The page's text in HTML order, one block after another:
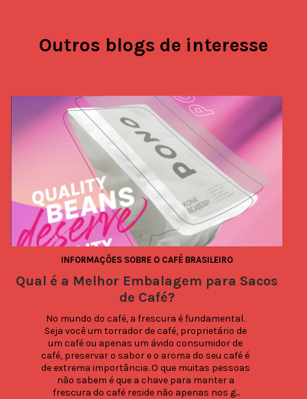
Outros blogs de interesse
INFORMAÇÕES SOBRE O CAFÉ BRASILEIRO
Qual é a Melhor Embalagem para Sacos
de Café?
No mundo do café, a frescura é fundamental.
Seja você um torrador de café, proprietário de
um café ou apenas um ávido consumidor de
café, preservar o sabor e o aroma do seu café é
de extrema importância. O que muitas pessoas
não sabem é que a chave para manter a
frescura do café reside não apenas nos g...